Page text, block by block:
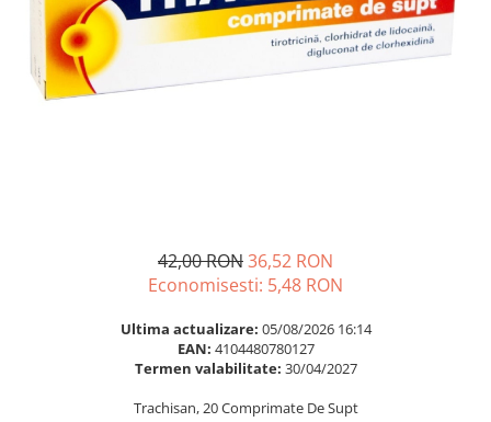
Omega 3
Par si unghii
Probiotice si prebiotice
Somn stres si anxietate
Supliment Complexe
Supliment Magneziu
Ingrijire par
Balsam masca si tratament
Produse cu SPF Pentru Fata
42,00 RON36,52 RON
Economisesti: 5,48 RON
Ultima actualizare: 05/08/2026 16:14
EAN: 4104480780127
Termen valabilitate: 30/04/2027
Trachisan, 20 Comprimate De Supt